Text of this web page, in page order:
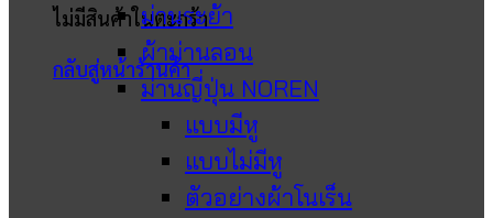
ไม่มีสินค้าในตะกร้า
กลับสู่หน้าร้านค้า
ม่านระย้า
ผ้าม่านลอน
ม่านญี่ปุ่น NOREN
แบบมีหู
แบบไม่มีหู
ตัวอย่างผ้าโนเร็น